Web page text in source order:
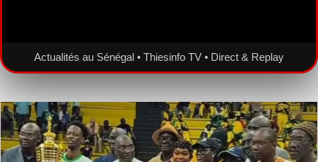
Actualités au Sénégal • Thiesinfo TV • Direct & Replay